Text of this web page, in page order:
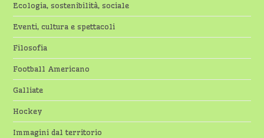
Ecologia, sostenibilità, sociale
Eventi, cultura e spettacoli
Filosofia
Football Americano
Galliate
Hockey
Immagini dal territorio